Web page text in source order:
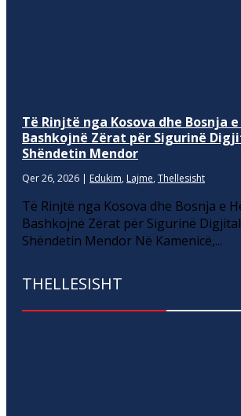
Të Rinjtë nga Kosova dhe Bosnja
Bashkojnë Zërat për Sigurinë
Shëndetin Mendor
Qer 26, 2026 | Edukim, Lajme, Thellesisht
Të Rinjtë nga Kosova dhe Bosnja e
Bashkojnë Zërat për Sigurinë
Shëndetin Mendor Në Kamenicë,...
THELLESISHT